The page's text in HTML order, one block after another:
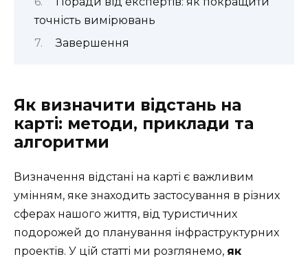
точність вимірювань
Завершення
Як визначити відстань на
карті: методи, приклади та
алгоритми
Визначення відстані на карті є важливим
умінням, яке знаходить застосування в різних
сферах нашого життя, від туристичних
подорожей до планування інфраструктурних
проектів. У цій статті ми розглянемо, як